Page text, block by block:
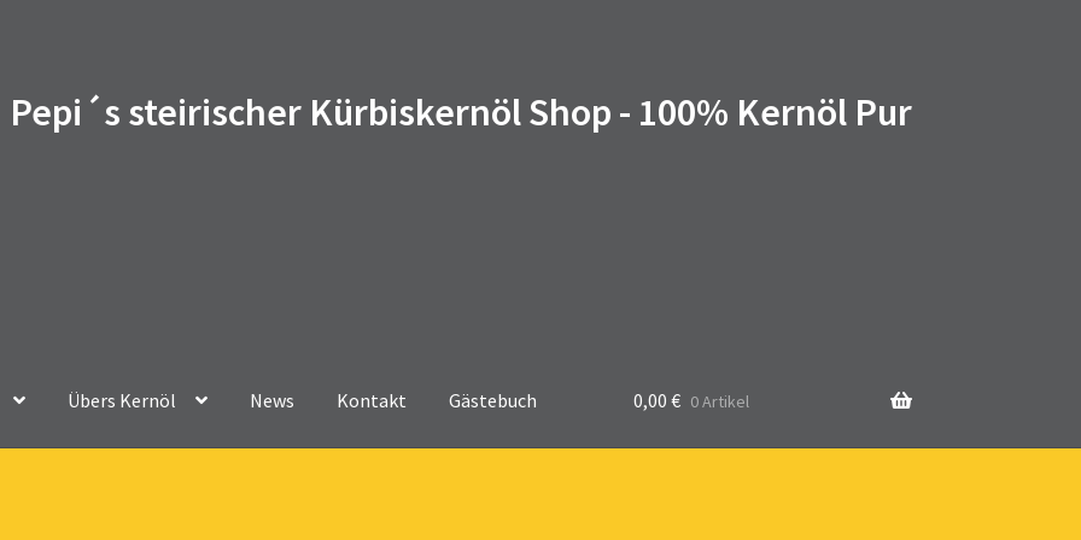
Pepi´s steirischer Kürbiskernöl Shop - 100% Kernöl Pur
Übers Kernöl News Kontakt Gästebuch 0,00 € 0 Artikel